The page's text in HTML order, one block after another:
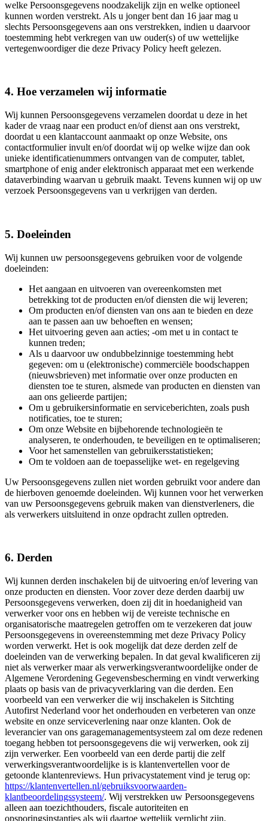
welke Persoonsgegevens noodzakelijk zijn en welke optioneel
kunnen worden verstrekt. Als u jonger bent dan 16 jaar mag u
slechts Persoonsgegevens aan ons verstrekken, indien u daarvoor
toestemming hebt verkregen van uw ouder(s) of uw wettelijke
vertegenwoordiger die deze Privacy Policy heeft gelezen.
4. Hoe verzamelen wij informatie
Wij kunnen Persoonsgegevens verzamelen doordat u deze in het
kader de vraag naar een product en/of dienst aan ons verstrekt,
doordat u een klantaccount aanmaakt op onze Website, ons
contactformulier invult en/of doordat wij op welke wijze dan ook
unieke identificatienummers ontvangen van de computer, tablet,
smartphone of enig ander elektronisch apparaat met een werkende
dataverbinding waarvan u gebruik maakt. Tevens kunnen wij op uw
verzoek Persoonsgegevens van u verkrijgen van derden.
5. Doeleinden
Wij kunnen uw persoonsgegevens gebruiken voor de volgende
doeleinden:
Het aangaan en uitvoeren van overeenkomsten met
betrekking tot de producten en/of diensten die wij leveren;
Om producten en/of diensten van ons aan te bieden en deze
aan te passen aan uw behoeften en wensen;
Het uitvoering geven aan acties; -om met u in contact te
kunnen treden;
Als u daarvoor uw ondubbelzinnige toestemming hebt
gegeven: om u (elektronische) commerciële boodschappen
(nieuwsbrieven) met informatie over onze producten en
diensten toe te sturen, alsmede van producten en diensten van
aan ons gelieerde partijen;
Om u gebruikersinformatie en serviceberichten, zoals push
notificaties, toe te sturen;
Om onze Website en bijbehorende technologieën te
analyseren, te onderhouden, te beveiligen en te optimaliseren;
Voor het samenstellen van gebruikersstatistieken;
Om te voldoen aan de toepasselijke wet- en regelgeving
Uw Persoonsgegevens zullen niet worden gebruikt voor andere dan
de hierboven genoemde doeleinden. Wij kunnen voor het verwerken
van uw Persoonsgegevens gebruik maken van dienstverleners, die
als verwerkers uitsluitend in onze opdracht zullen optreden.
6. Derden
Wij kunnen derden inschakelen bij de uitvoering en/of levering van
onze producten en diensten. Voor zover deze derden daarbij uw
Persoonsgegevens verwerken, doen zij dit in hoedanigheid van
verwerker voor ons en hebben wij de vereiste technische en
organisatorische maatregelen getroffen om te verzekeren dat jouw
Persoonsgegevens in overeenstemming met deze Privacy Policy
worden verwerkt. Het is ook mogelijk dat deze derden zelf de
doeleinden van de verwerking bepalen. In dat geval kwalificeren zij
niet als verwerker maar als verwerkingsverantwoordelijke onder de
Algemene Verordening Gegevensbescherming en vindt verwerking
plaats op basis van de privacyverklaring van die derden. Een
voorbeeld van een verwerker die wij inschakelen is Sitchting
Autofirst Nederland voor het onderhouden en verbeteren van onze
website en onze serviceverlening naar onze klanten. Ook de
leverancier van ons garagemanagementsysteem zal om deze redenen
toegang hebben tot persoonsgegevens die wij verwerken, ook zij
zijn verwerker. Een voorbeeld van een derde partij die zelf
verwerkingsverantwoordelijke is is klantenvertellen voor de
getoonde klantenreviews. Hun privacystatement vind je terug op:
https://klantenvertellen.nl/gebruiksvoorwaarden-
klantbeoordelingssysteem/. Wij verstrekken uw Persoonsgegevens
alleen aan toezichthouders, fiscale autoriteiten en
opsporingsinstanties als wij daartoe wettelijk verplicht zijn.